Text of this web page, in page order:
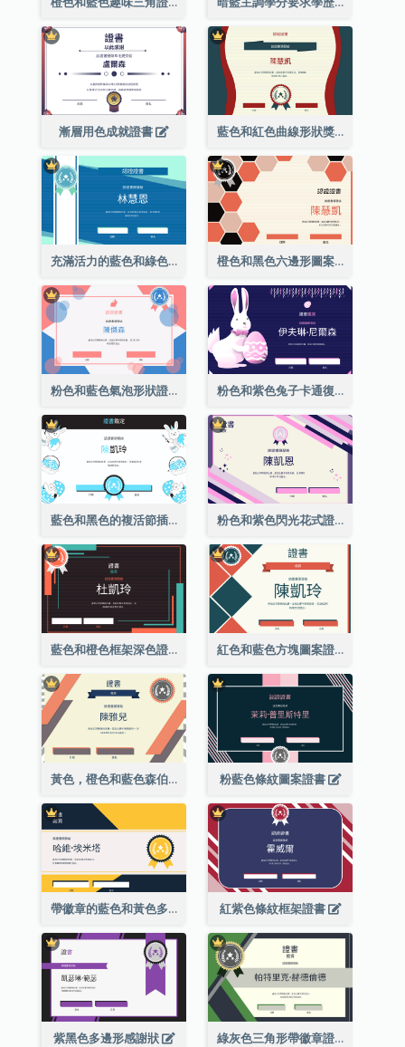
漸層用色成就證書 藍色和紅色曲線形狀獎證書
充滿活力的藍色和綠色徽章證書 橙色和黑色六邊形圖案證書
粉色和藍色氣泡形狀證書 粉色和紫色兔子卡通復活節證書
藍色和黑色的複活節插圖證書 粉色和紫色閃光花式證書
藍色和橙色框架深色證書 紅色和藍色方塊圖案證書
黃色，橙色和藍色森伯斯特證書 粉藍色條紋圖案證書
帶徽章的藍色和黃色多邊形證書 紅紫色條紋框架證書
紫黑色多邊形感謝狀 綠灰色三角形帶徽章證書